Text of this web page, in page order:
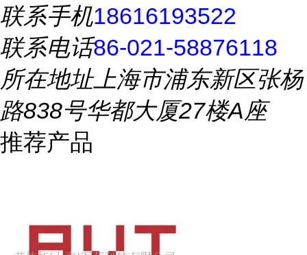
联系手机18616193522
联系电话86-021-58876118
所在地址上海市浦东新区张杨
路838号华都大厦27楼A座
推荐产品